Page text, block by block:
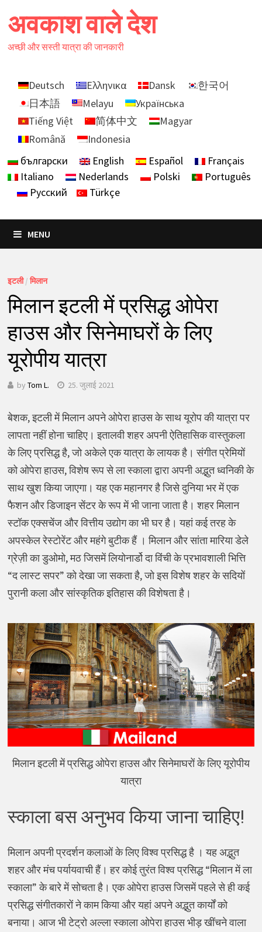
to
content
अवकाश वाले देश
अच्छी और सस्ती यात्रा की जानकारी
Deutsch Ελληνικα Dansk
한국어
日本語
Melayu
Українська
Tiếng Việt
简体中文
Magyar
Română
Indonesia
български
English Español
Français
Italiano
Nederlands Polski
Português
Русский
Türkçe
MENU
इटली/मिलान
मिलान इटली में प्रसिद्ध ओपेरा
हाउस और सिनेमाघरों के लिए
यूरोपीय यात्रा
by Tom L. 25. जुलाई 2021
बेशक, इटली में मिलान अपने ओपेरा हाउस के साथ यूरोप की यात्रा पर
लापता नहीं होना चाहिए। इतालवी शहर अपनी ऐतिहासिक वास्तुकला
के लिए प्रसिद्ध है, जो अकेले एक यात्रा के लायक है। संगीत प्रेमियों
को ओपेरा हाउस, विशेष रूप से ला स्काला द्वारा अपनी अद्भुत ध्वनिकी के
साथ खुश किया जाएगा। यह एक महानगर है जिसे दुनिया भर में एक
फैशन और डिजाइन सेंटर के रूप में भी जाना जाता है। शहर मिलान
स्टॉक एक्सचेंज और वित्तीय उद्योग का भी घर है। यहां कई तरह के
अपस्केल रेस्टोरेंट और महंगे बुटीक हैं । मिलान और सांता मारिया डेले
ग्रेज़ी का डुओमो, मठ जिसमें लियोनार्डो दा विंची के प्रभावशाली भित्ति
“द लास्ट सपर” को देखा जा सकता है, जो इस विशेष शहर के सदियों
पुरानी कला और सांस्कृतिक इतिहास की विशेषता है।
मिलान इटली में प्रसिद्ध ओपेरा हाउस और सिनेमाघरों के लिए यूरोपीय
यात्रा
स्काला बस अनुभव किया जाना चाहिए!
मिलान अपनी प्रदर्शन कलाओं के लिए विश्व प्रसिद्ध है । यह अद्भुत
शहर और मंच पर्यायवाची हैं। हर कोई तुरंत विश्व प्रसिद्ध “मिलान में ला
स्काला” के बारे में सोचता है। एक ओपेरा हाउस जिसमें पहले से ही कई
प्रसिद्ध संगीतकारों ने काम किया और यहां अपने अद्भुत कार्यों को
बनाया। आज भी टेट्रो अल्ला स्काला ओपेरा हाउस भीड़ खींचने वाला